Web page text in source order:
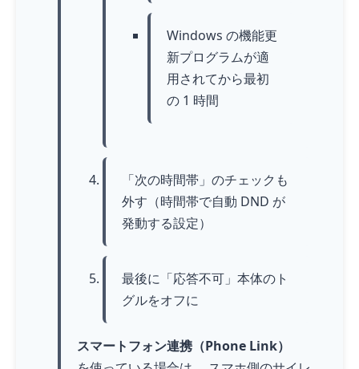
Windows の機能更
新プログラムが適
用されてから最初
の 1 時間
「次の時間帯」のチェックも
外す（時間帯で自動 DND が
発動する設定）
最後に「応答不可」本体のト
グルをオフに
スマートフォン連携（Phone Link）